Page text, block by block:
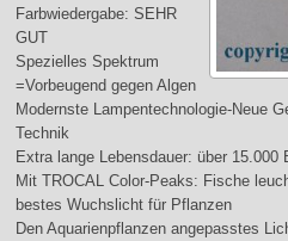
Farbwiedergabe: SEHR
GUT
Spezielles Spektrum
=Vorbeugend gegen Algen
Modernste Lampentechnologie-Neue
Technik
Extra lange Lebensdauer: über 15.000
Mit TROCAL Color-Peaks: Fische
bestes Wuchslicht für Pflanzen
Den Aquarienpflanzen angepasstes